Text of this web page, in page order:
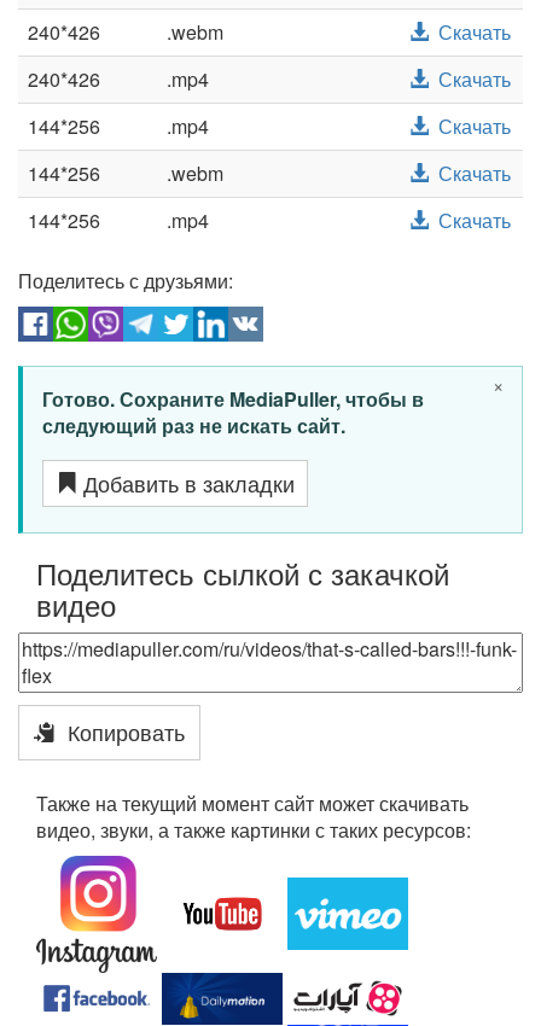
240*426
.webm
Скачать
240*426
.mp4
Скачать
144*256
.mp4
Скачать
144*256
.webm
Скачать
144*256
.mp4 Скачать
Поделитесь с друзьями:
×
Готово. Сохраните MediaPuller, чтобы в
следующий раз не искать сайт.
Добавить в закладки
Поделитесь сылкой с закачкой
видео
Копировать
Также на текущий момент сайт может скачивать
видео, звуки, а также картинки с таких ресурсов: